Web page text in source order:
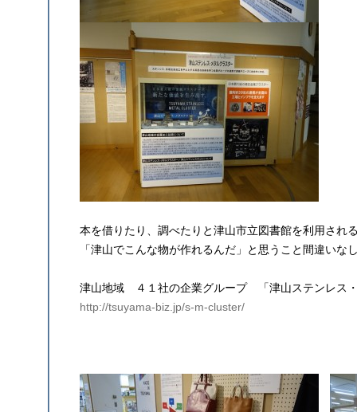
本を借りたり、調べたりと津山市立図書館を利用され
「津山でこんな物が作れるんだ」と思うこと間違いな
津山地域 ４１社の企業グループ 「津山ステンレス
http://tsuyama-biz.jp/s-m-cluster/